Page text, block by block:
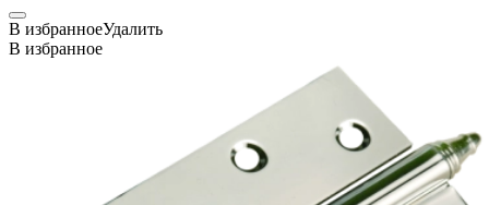
В избранноеУдалить
В избранное